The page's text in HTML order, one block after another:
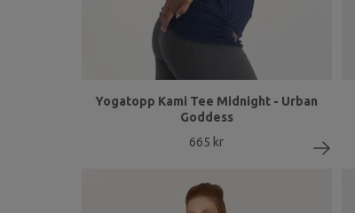
Yogatopp Kami Tee Midnight - Urban
Goddess
665 kr